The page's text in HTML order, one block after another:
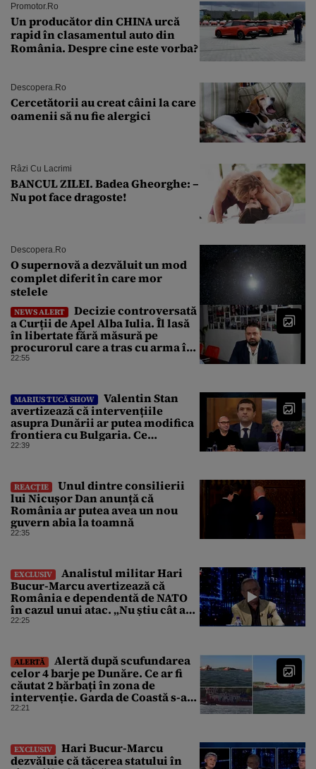
Promotor.ro
Un producător din CHINA urcă
rapid în clasamentul auto din
România. Despre cine este vorba?
Descopera.ro
Cercetătorii au creat câini la care
oamenii să nu fie alergici
Râzi Cu Lacrimi
BANCUL ZILEI. Badea Gheorghe: –
Nu pot face dragoste!
Descopera.ro
O supernovă a dezvăluit un mod
complet diferit în care mor
stelele
NEWS ALERT
Decizie controversată
a Curții de Apel Alba Iulia. Îl lasă
în libertate fără măsură pe
procurorul care a tras cu arma în
fuga sa de poliție
22:55
MARIUS TUCĂ SHOW
Valentin Stan
avertizează că intervențiile
asupra Dunării ar putea modifica
frontiera cu Bulgaria. Ce
argumente aduce profesorul?
22:39
REACȚIE
Unul dintre consilierii
lui Nicușor Dan anunță că
România ar putea avea un nou
guvern abia la toamnă
22:35
EXCLUSIV
Analistul militar Hari
Bucur-Marcu avertizează că
România e dependentă de NATO
în cazul unui atac. „Nu știu cât ar
rezista țara fără ajutor ”
22:25
ALERTĂ
Alertă după scufundarea
celor 4 barje pe Dunăre. Ce ar fi
căutat 2 bărbați în zona de
intervenție. Garda de Coastă s-a
deplasat urgent
22:21
EXCLUSIV
Hari Bucur-Marcu
dezvăluie că tăcerea statului în